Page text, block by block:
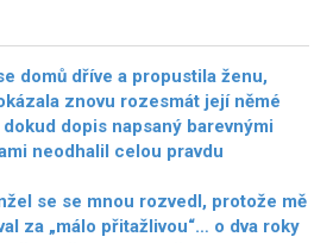
domů dříve a propustila ženu,
znovu rozesmát její němé
dopis napsaný barevnými
neodhalil celou pravdu
se se mnou rozvedl, protože mě
za „málo přitažlivou“… o dva roky